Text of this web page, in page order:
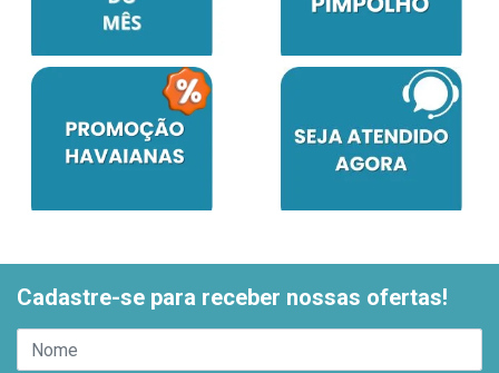
Cadastre-se para receber nossas ofertas!